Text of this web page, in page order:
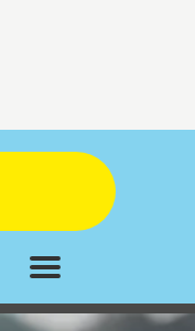
Cerrar